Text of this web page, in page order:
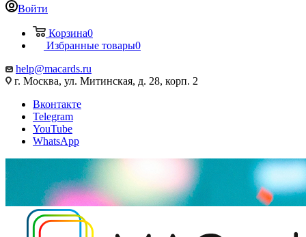
Войти
Корзина0
Избранные товары0
help@macards.ru
г. Москва, ул. Митинская, д. 28, корп. 2
Вконтакте
Telegram
YouTube
WhatsApp